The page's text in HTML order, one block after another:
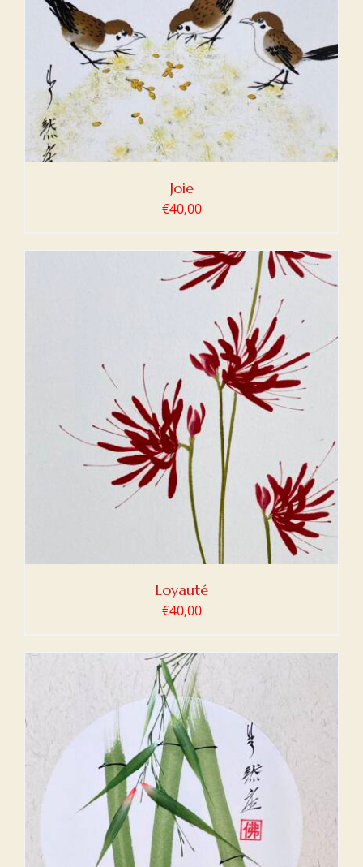
Joie
€40,00
Loyauté
€40,00